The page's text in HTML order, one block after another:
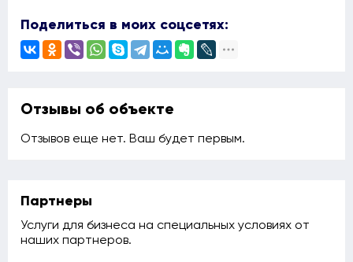
Поделиться в моих соцсетях:
Отзывы об объекте
Отзывов еще нет. Ваш будет первым.
Партнеры
Услуги для бизнеса на специальных условиях от
наших партнеров.